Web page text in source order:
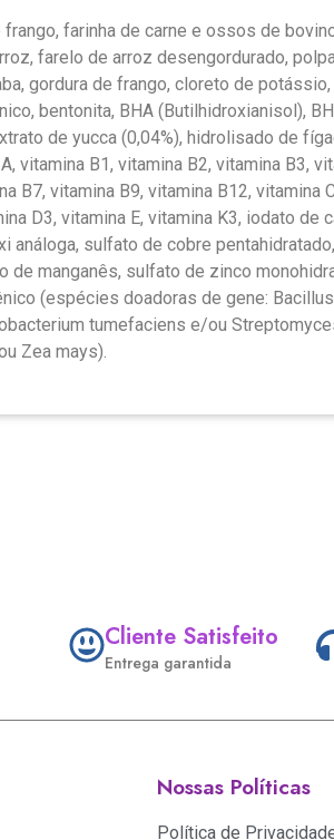
farinha de carne e ossos de
farelo de arroz desengordurado,
gordura de frango, cloreto de
bentonita, BHA (Butilhidroxianisol),
de yucca (0,04%), hidrolisado de
vitamina B1, vitamina B2, vitamina B3,
B7, vitamina B9, vitamina B12, vitamina
D3, vitamina E, vitamina K3, iodato de
análoga, sulfato de cobre pentahidratado,
de manganês, sulfato de zinco
(espécies doadoras de gene: Bacillus
tumefaciens e/ou
Zea mays).
Cliente Satisfeito
Entrega garantida
Nossas Políticas
Política de